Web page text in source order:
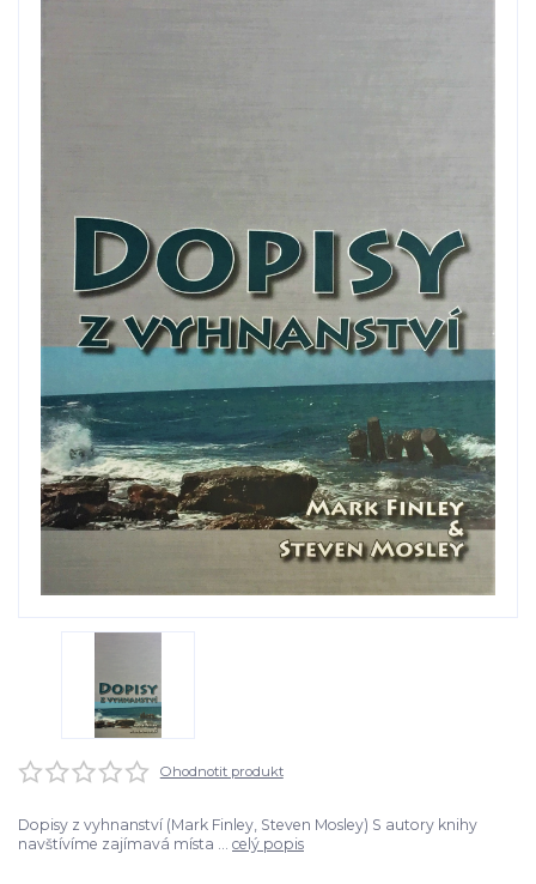
Ohodnotit produkt
Dopisy z vyhnanství (Mark Finley, Steven Mosley) S autory knihy
navštívíme zajímavá místa ... celý popis